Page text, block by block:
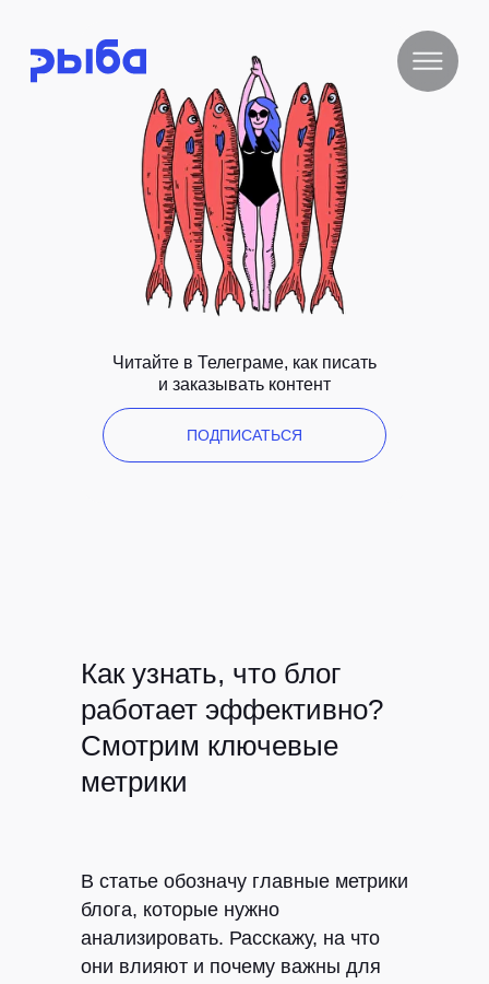
Читайте в Телеграме, как писать
и заказывать контент
ПОДПИСАТЬСЯ
Как узнать, что блог
работает эффективно?
Смотрим ключевые
метрики
В статье обозначу главные метрики
блога, которые нужно
анализировать. Расскажу, на что
они влияют и почему важны для